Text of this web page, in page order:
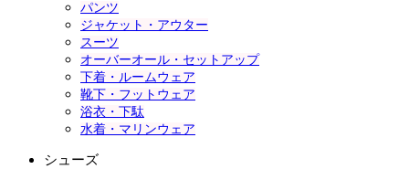
パンツ
ジャケット・アウター
スーツ
オーバーオール・セットアップ
下着・ルームウェア
靴下・フットウェア
浴衣・下駄
水着・マリンウェア
シューズ